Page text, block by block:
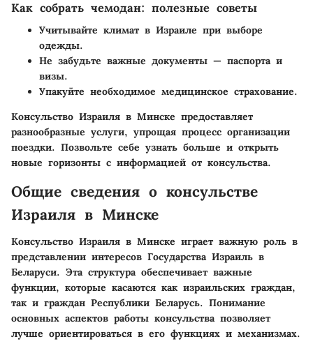
Как собрать чемодан: полезные советы
Учитывайте климат в Израиле при выборе
одежды.
Не забудьте важные документы — паспорта и
визы.
Упакуйте необходимое медицинское страхование.
Консульство Израиля в Минске предоставляет
разнообразные услуги, упрощая процесс организации
поездки. Позвольте себе узнать больше и открыть
новые горизонты с информацией от консульства.
Общие сведения о консульстве
Израиля в Минске
Консульство Израиля в Минске играет важную роль в
представлении интересов Государства Израиль в
Беларуси. Эта структура обеспечивает важные
функции, которые касаются как израильских граждан,
так и граждан Республики Беларусь. Понимание
основных аспектов работы консульства позволяет
лучше ориентироваться в его функциях и механизмах.